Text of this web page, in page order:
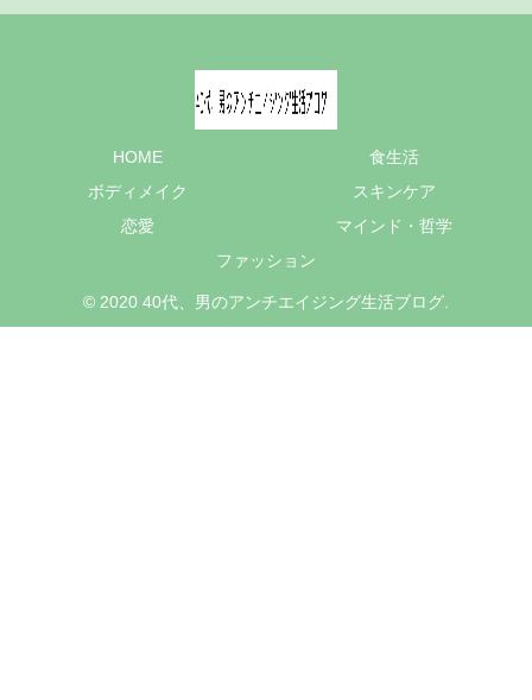
HOME
食生活
ボディメイク
スキンケア
恋愛
マインド・哲学
ファッション
© 2020 40代、男のアンチエイジング生活ブログ.